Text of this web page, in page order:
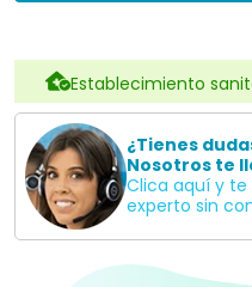
Establecimiento
¿Tienes
Nosotros te
Clica aquí y
experto sin